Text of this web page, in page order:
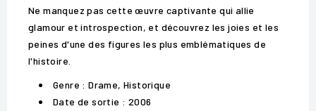
Ne manquez pas cette œuvre captivante qui allie
glamour et introspection, et découvrez les joies et les
peines d'une des figures les plus emblématiques de
l'histoire.
Genre : Drame, Historique
Date de sortie : 2006